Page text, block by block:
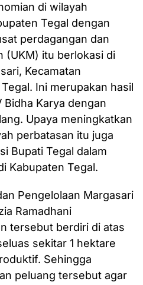
di wilayah
Tegal dengan
perdagangan dan
(UKM) itu berlokasi di
Kecamatan
Ini merupakan hasil
Karya dengan
Upaya meningkatkan
perbatasan itu juga
Bupati Tegal dalam
Kabupaten Tegal.
Pengelolaan Margasari
Ramadhani
tersebut berdiri di atas
sekitar 1 hektare
Sehingga
peluang tersebut agar